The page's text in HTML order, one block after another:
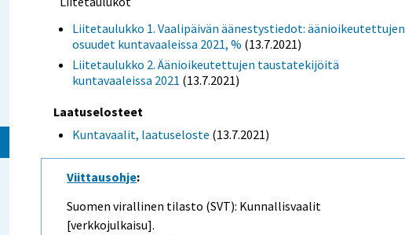
Liitetaulukko 1. Vaalipäivän äänestystiedot: äänioikeutettujen
osuudet kuntavaaleissa 2021, % (13.7.2021)
Liitetaulukko 2. Äänioikeutettujen taustatekijöitä
kuntavaaleissa 2021 (13.7.2021)
Laatuselosteet
Kuntavaalit, laatuseloste (13.7.2021)
Viittausohje:
Suomen virallinen tilasto (SVT): Kunnallisvaalit
[verkkojulkaisu].